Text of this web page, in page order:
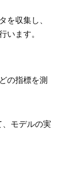
を収集し、
います。
の指標を測
モデルの実